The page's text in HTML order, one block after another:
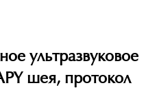
ультразвуковое
шея, протокол